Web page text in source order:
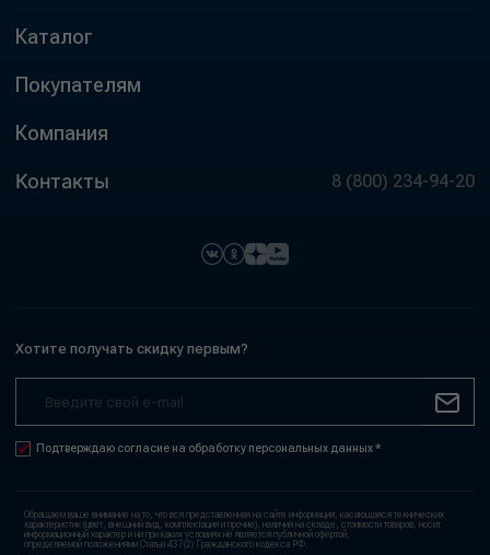
Каталог
Покупателям
Компания
Контакты 8 (800) 234-94-20
Хотите получать скидку первым?
Подтверждаю согласие на обработку персональных данных *
Обращаем ваше внимание на то, что вся представленная на сайте информация, касающаяся технических
характеристик (цвет, внешний вид, комплектация и прочие), наличия на складе, стоимости товаров, носит
информационный характер и ни при каких условиях не является публичной офертой,
определяемой положениями Статьи 437(2) Гражданского кодекса РФ.